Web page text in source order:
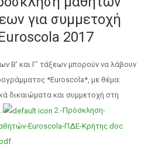
για συμμετοχή
2017
Β’ και Γ’ τάξεων μπορούν να λάβουν
*Euroscola*, με θέμα:
δικαιώματα και συμμετοχή στη
2.-Πρόσκληση-
Euroscola-ΠΔΕ-Κρήτης.doc